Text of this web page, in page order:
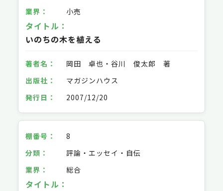
小売
いのちの木を植える
岡田 卓也・谷川 俊太郎 著
マガジンハウス
2007/12/20
8
評論・エッセイ・自伝
総合